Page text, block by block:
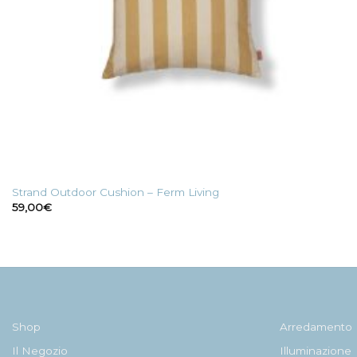
Strand Outdoor Cushion – Ferm Living
59,00€
Shop
Il Negozio
Arredamento
Illuminazione